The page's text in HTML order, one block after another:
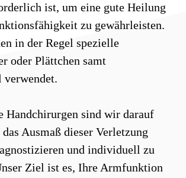
ist, um eine gute Heilung
zu gewährleisten.
in der Regel spezielle
oder Plättchen samt
verwendet.
Handchirurgen sind wir darauf
Ausmaß dieser Verletzung
und individuell zu
Ziel ist es, Ihre Armfunktion